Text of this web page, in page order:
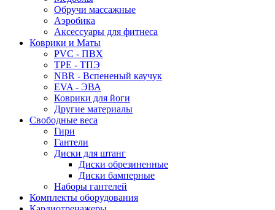
Обручи массажные
Аэробика
Аксессуары для фитнеса
Коврики и Маты
PVC - ПВХ
TPE - ТПЭ
NBR - Вспененый каучук
EVA - ЭВА
Коврики для йоги
Другие материалы
Свободные веса
Гири
Гантели
Диски для штанг
Диски обрезиненные
Диски бамперные
Наборы гантелей
Комплекты оборудования